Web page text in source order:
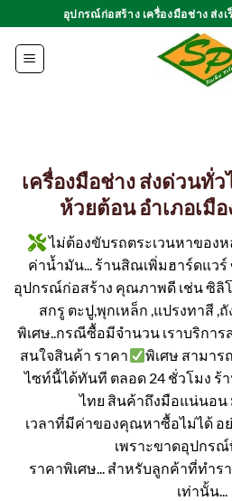
ไป
เนื้อหา
อุปกรณ์ก่อสร้าง เครื่องมือช่าง ส่ง
เครื่องมือช่าง ส่งด่วนทั่
ห้วยต้อน อำเภอเมื
ไม่ต้องขับรถตระเวนหาของห
ค่าน้ำมัน... ร้านสิณเพิ่มฮาร์ดแว
อุปกรณ์ก่อสร้าง คุณภาพดี เช่น ซิลิ
สกรู ตะปู,พุกเหล็ก ,แปรงทาสี ,
พิเศษ..กรณีซื้อมีจำนวน เราบริกา
สนใจสินค้า ราคา
พิเศษ สามาร
ไซท์นี้ได้ทันที ตลอด 24 ชั่วโมง ร้
ไทย สินค้าถึงมือแน่นอน
เวลาที่มีค่าของคุณหาซื้อไม่ได้ อ
เพราะขาดอุปกร
ราคาพิเศษ... สำหรับลูกค้าที่ทำร
เท่านั้น...